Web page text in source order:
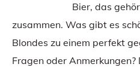
Bier, das
zusammen. Was gibt es
Blondes zu einem perfekt
Fragen oder